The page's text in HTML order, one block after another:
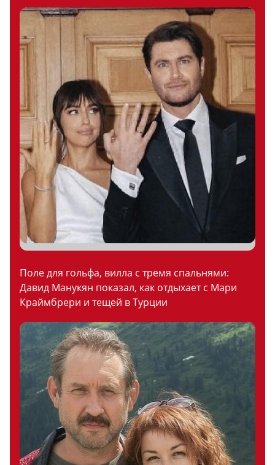
Поле для гольфа, вилла с тремя спальнями:
Давид Манукян показал, как отдыхает с Мари
Краймбрери и тещей в Турции